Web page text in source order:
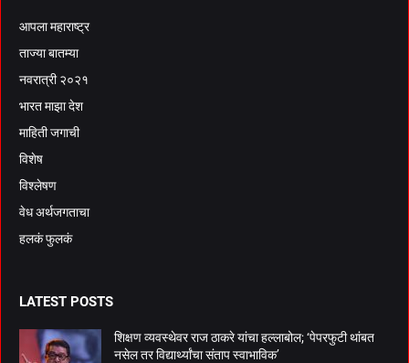
आपला महाराष्ट्र
ताज्या बातम्या
नवरात्री २०२१
भारत माझा देश
माहिती जगाची
विशेष
विश्लेषण
वेध अर्थजगताचा
हलकं फुलकं
LATEST POSTS
शिक्षण व्यवस्थेवर राज ठाकरे यांचा हल्लाबोल; ‘पेपरफुटी थांबत
नसेल तर विद्यार्थ्यांचा संताप स्वाभाविक’